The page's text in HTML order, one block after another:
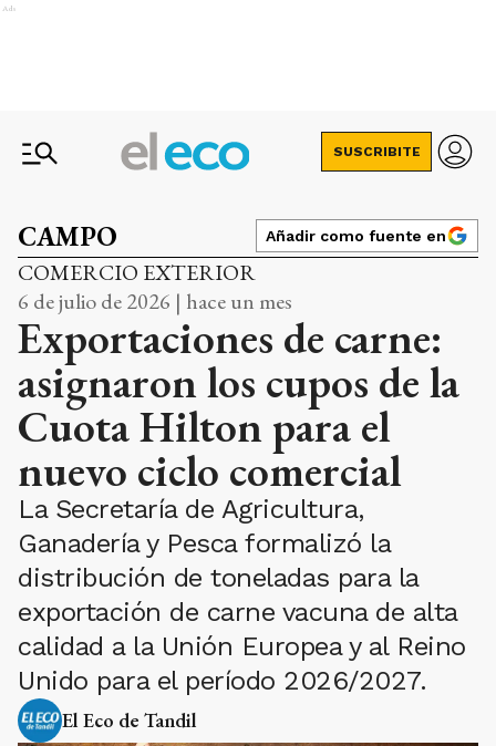
Ads
SUSCRIBITE
CAMPO Añadir como fuente en
COMERCIO EXTERIOR
6 de julio de 2026 | hace un mes
Exportaciones de carne:
asignaron los cupos de la
Cuota Hilton para el
nuevo ciclo comercial
La Secretaría de Agricultura,
Ganadería y Pesca formalizó la
distribución de toneladas para la
exportación de carne vacuna de alta
calidad a la Unión Europea y al Reino
Unido para el período 2026/2027.
El Eco de Tandil